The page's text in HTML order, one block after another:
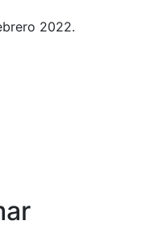
2022.